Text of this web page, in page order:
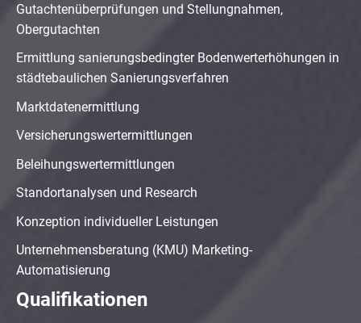
Gutachtenüberprüfungen und Stellungnahmen,
Obergutachten
Ermittlung sanierungsbedingter Bodenwerterhöhungen in
städtebaulichen Sanierungsverfahren
Marktdatenermittlung
Versicherungswertermittlungen
Beleihungswertermittlungen
Standortanalysen und Research
Konzeption individueller Leistungen
Unternehmensberatung (KMU) Marketing-
Automatisierung
Qualifikationen